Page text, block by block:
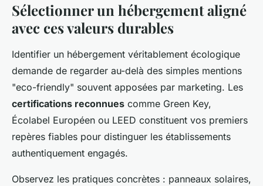
Sélectionner un hébergement aligné
avec ces valeurs durables
Identifier un hébergement véritablement écologique
demande de regarder au-delà des simples mentions
"eco-friendly" souvent apposées par marketing. Les
certifications reconnues comme Green Key,
Écolabel Européen ou LEED constituent vos premiers
repères fiables pour distinguer les établissements
authentiquement engagés.
Observez les pratiques concrètes : panneaux solaires,